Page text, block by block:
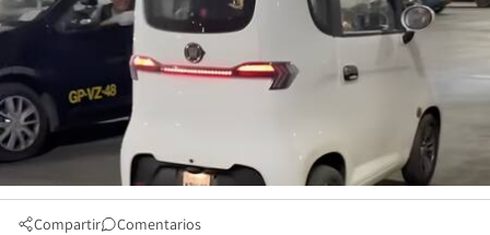
Compartir Comentarios